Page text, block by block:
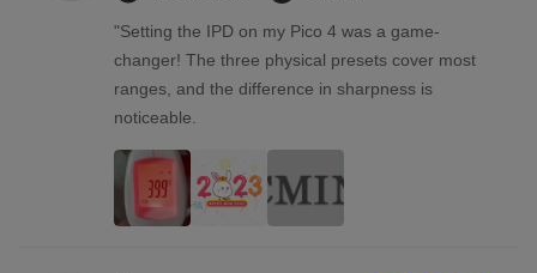
"Setting the IPD on my Pico 4 was a game-
changer! The three physical presets cover most
ranges, and the difference in sharpness is
noticeable.